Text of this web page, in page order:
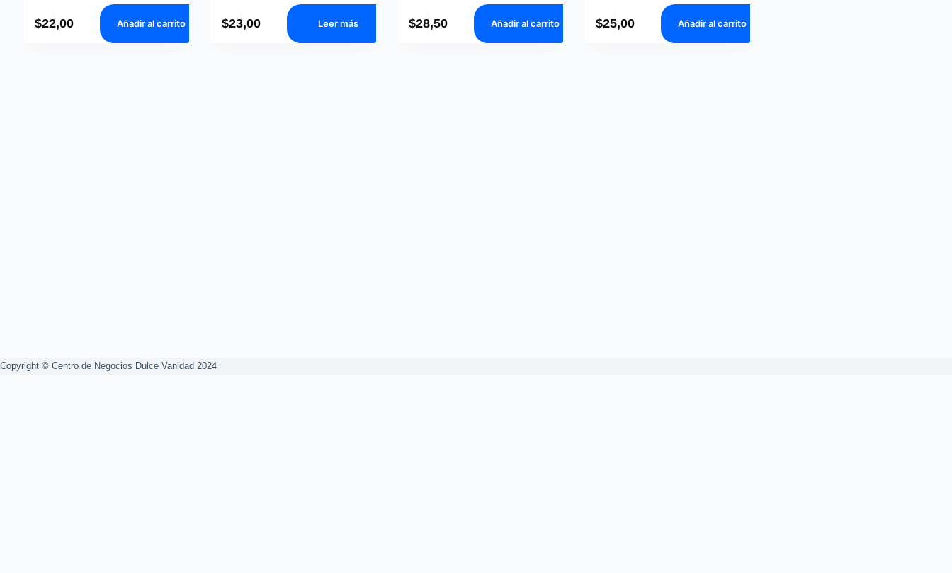
$22,00 Añadir al carrito $23,00 Leer más $28,50 Añadir al carrito $25,00 Añadir al carrito
Copyright © Centro de Negocios Dulce Vanidad 2024